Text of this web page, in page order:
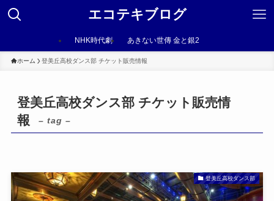
エコテキブログ
NHK時代劇 あきない世傳 金と銀2
ホーム 登美丘高校ダンス部 チケット販売情報
登美丘高校ダンス部 チケット販売情
報
– tag –
登美丘高校ダンス部